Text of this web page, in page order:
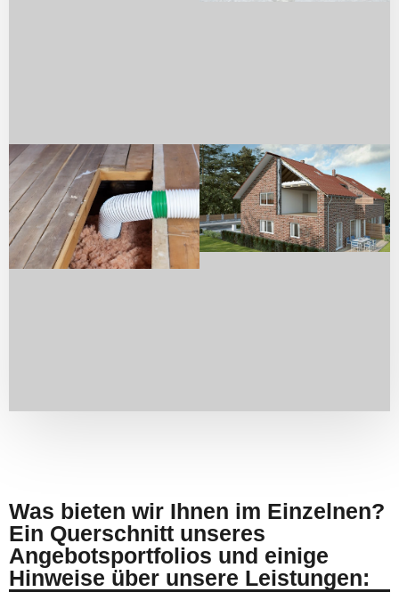
Was bieten wir Ihnen im Einzelnen?
Ein Querschnitt unseres
Angebotsportfolios und einige
Hinweise über unsere Leistungen: